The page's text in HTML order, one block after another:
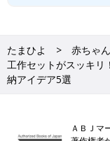
たまひよ 赤ちゃ
工作セットがスッキリ
納アイデア5選
ＡＢＪマ